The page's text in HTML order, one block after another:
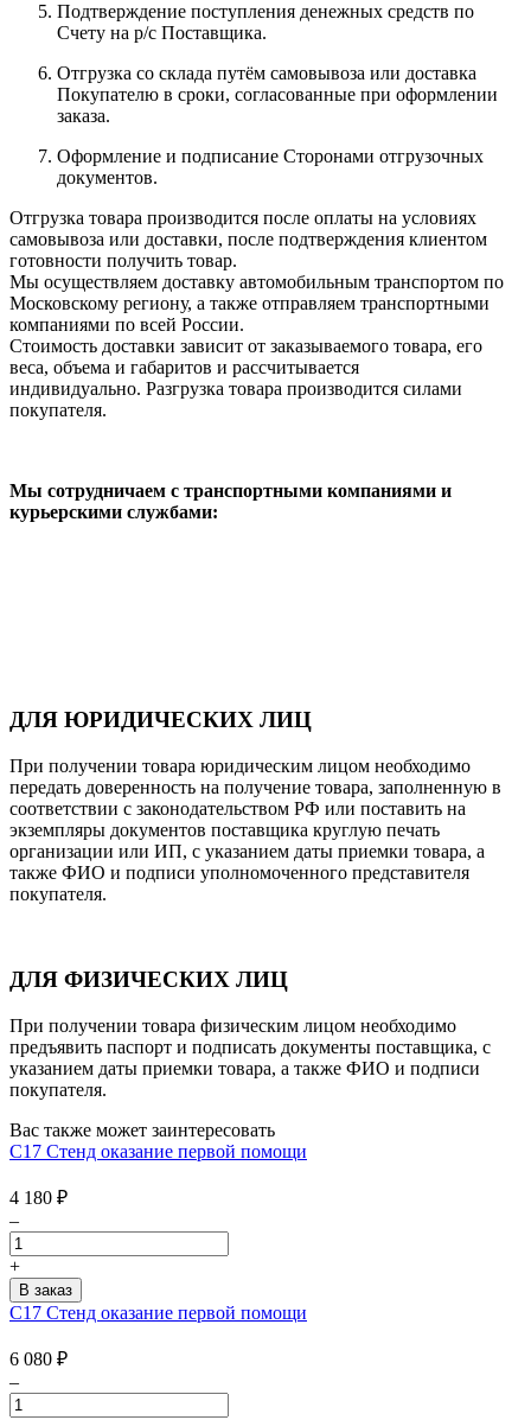
Подтверждение поступления денежных средств по
Счету на р/с Поставщика.
Отгрузка со склада путём самовывоза или доставка
Покупателю в сроки, согласованные при оформлении
заказа.
Оформление и подписание Сторонами отгрузочных
документов.
Отгрузка товара производится после оплаты на условиях
самовывоза или доставки, после подтверждения клиентом
готовности получить товар.
Мы осуществляем доставку автомобильным транспортом по
Московскому региону, а также отправляем транспортными
компаниями по всей России.
Стоимость доставки зависит от заказываемого товара, его
веса, объема и габаритов и рассчитывается
индивидуально. Разгрузка товара производится силами
покупателя.
Мы сотрудничаем с транспортными компаниями и
курьерскими службами:
ДЛЯ ЮРИДИЧЕСКИХ ЛИЦ
При получении товара юридическим лицом необходимо
передать доверенность на получение товара, заполненную в
соответствии с законодательством РФ или поставить на
экземпляры документов поставщика круглую печать
организации или ИП, с указанием даты приемки товара, а
также ФИО и подписи уполномоченного представителя
покупателя.
ДЛЯ ФИЗИЧЕСКИХ ЛИЦ
При получении товара физическим лицом необходимо
предъявить паспорт и подписать документы поставщика, с
указанием даты приемки товара, а также ФИО и подписи
покупателя.
Вас также может заинтересовать
С17 Стенд оказание первой помощи
4 180 ₽
–
+
С17 Стенд оказание первой помощи
6 080 ₽
–